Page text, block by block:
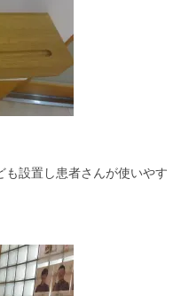
設置し患者さんが使いやす